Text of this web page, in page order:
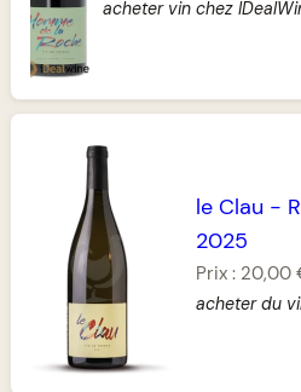
acheter vin chez
le Clau -
2025
Prix : 20,00
acheter du